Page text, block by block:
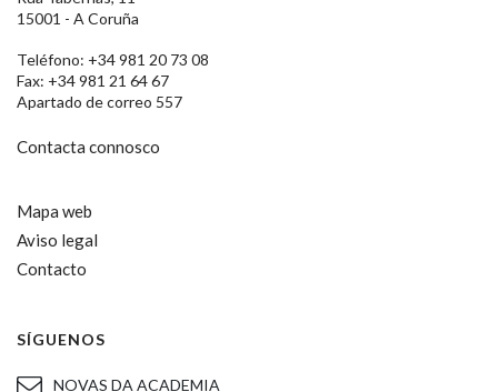
15001 - A Coruña
Teléfono: +34 981 20 73 08
Fax: +34 981 21 64 67
Apartado de correo 557
Contacta connosco
Mapa web
Aviso legal
Contacto
SÍGUENOS
NOVAS DA ACADEMIA